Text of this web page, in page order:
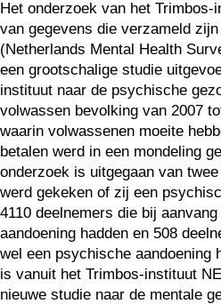
Het onderzoek van het
van gegevens die verzameld
(Netherlands Mental Health
een grootschalige studie
instituut naar de psychische
volwassen bevolking van 2007
waarin volwassenen moeite
betalen werd in een mondeling
onderzoek is uitgegaan van
werd gekeken of zij een
4110 deelnemers die bij
aandoening hadden en 508
wel een psychische aandoening
is vanuit het Trimbos-instituut
nieuwe studie naar de mentale